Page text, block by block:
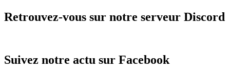
Retrouvez-vous sur notre serveur Discord
Suivez notre actu sur Facebook